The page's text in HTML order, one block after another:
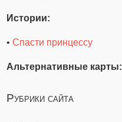
Истории:
•Спасти принцессу
Альтернативные карты:
Рубрики сайта